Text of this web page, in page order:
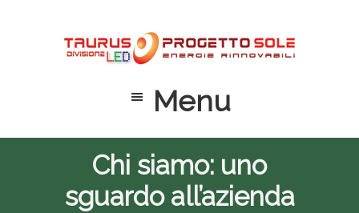
contenuto
Menu
Chi siamo: uno
sguardo all’azienda